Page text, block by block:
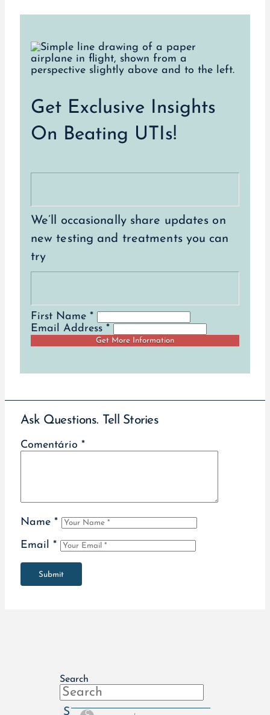
Get Exclusive Insights
On Beating UTIs!
We’ll occasionally share updates on
new testing and treatments you can
try
First Name *
Email Address *
Ask Questions. Tell Stories
Comentário *
Name *
Email *
Submit
Search
S